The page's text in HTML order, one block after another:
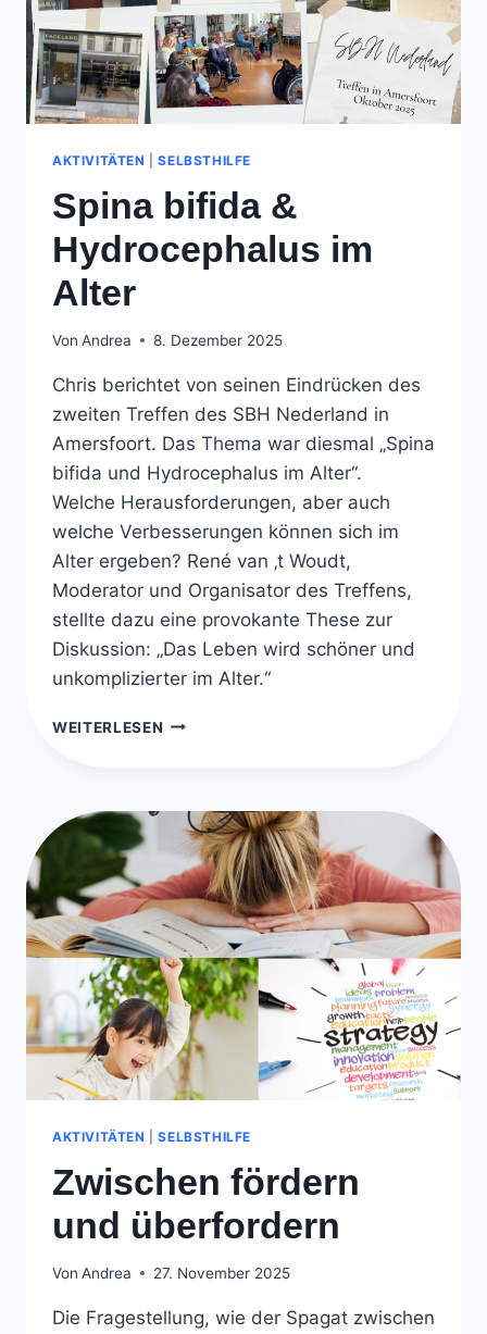
AKTIVITÄTEN |SELBSTHILFE
Spina bifida &
Hydrocephalus im
Alter
Von Andrea 8. Dezember 2025
Chris berichtet von seinen Eindrücken des
zweiten Treffen des SBH Nederland in
Amersfoort. Das Thema war diesmal „Spina
bifida und Hydrocephalus im Alter“.
Welche Herausforderungen, aber auch
welche Verbesserungen können sich im
Alter ergeben? René van ‚t Woudt,
Moderator und Organisator des Treffens,
stellte dazu eine provokante These zur
Diskussion: „Das Leben wird schöner und
unkomplizierter im Alter.“
WEITERLESEN SPINA
IM
ALTER
AKTIVITÄTEN |SELBSTHILFE
Zwischen fördern
und überfordern
Von Andrea 27. November 2025
Die Fragestellung, wie der Spagat zwischen